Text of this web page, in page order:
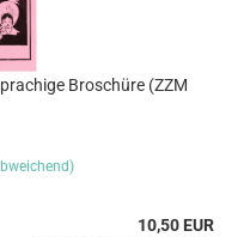
Broschüre (ZZM
10,50 EUR